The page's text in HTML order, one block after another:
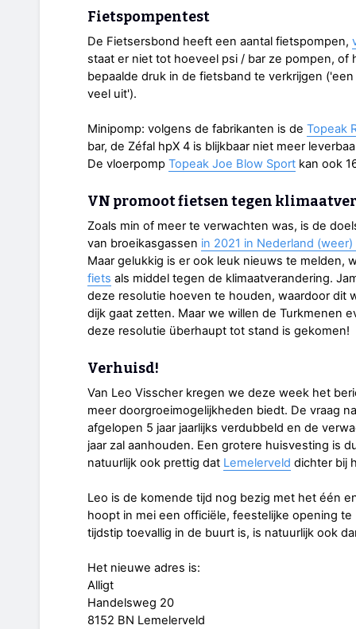
Fietspompentest
De Fietsersbond heeft een aantal fietspompen,
staat er niet tot hoeveel psi / bar ze pompen,
bepaalde druk in de fietsband te verkrijgen
veel uit').
Minipomp: volgens de fabrikanten is de Topeak
bar, de Zéfal hpX 4 is blijkbaar niet meer
De vloerpomp Topeak Joe Blow Sport kan ook
VN promoot fietsen tegen
Zoals min of meer te verwachten was, is de
van broeikasgassen in 2021 in Nederland
Maar gelukkig is er ook leuk nieuws te melden,
fiets als middel tegen de klimaatverandering.
deze resolutie hoeven te houden, waardoor dit
dijk gaat zetten. Maar we willen de Turkmenen
deze resolutie überhaupt tot stand is gekomen!
Verhuisd!
Van Leo Visscher kregen we deze week het
meer doorgroeimogelijkheden biedt. De vraag
afgelopen 5 jaar jaarlijks verdubbeld en de
jaar zal aanhouden. Een grotere huisvesting is
natuurlijk ook prettig dat Lemelerveld dichter bij
Leo is de komende tijd nog bezig met het één
hoopt in mei een officiële, feestelijke opening
tijdstip toevallig in de buurt is, is natuurlijk ook
Het nieuwe adres is:
Alligt
Handelsweg 20
8152 BN Lemelerveld